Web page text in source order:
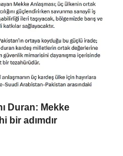
Duran: Mekke
bir adımdır